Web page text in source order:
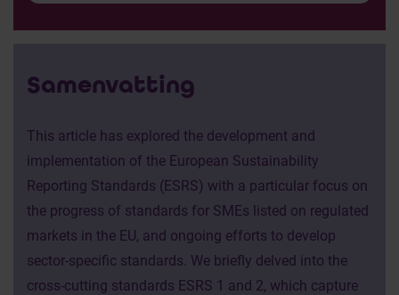
Samenvatting
This article has explored the development and
implementation of the European Sustainability
Reporting Standards (ESRS) with a particular focus on
the progress of standards for SMEs listed on regulated
markets in the EU, and ongoing efforts to develop
sector-specific standards. We briefly delved into the
cross-cutting standards ESRS 1 and 2, which capture